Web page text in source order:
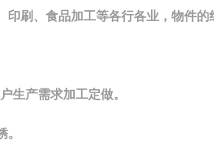
刷、食品加工等各行各业，物件的
生产需求加工定做。